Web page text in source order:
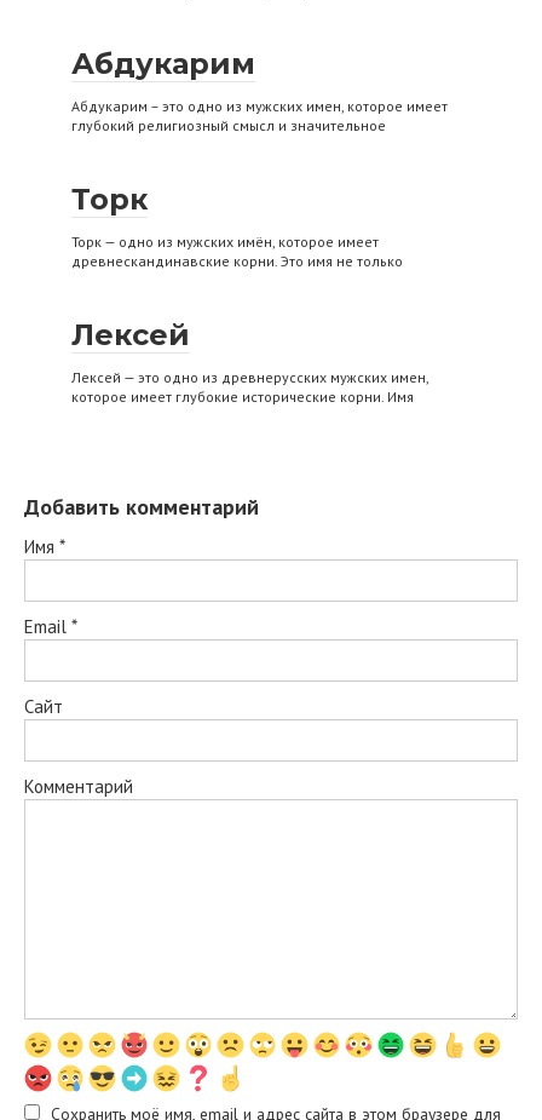
Абдукарим
Абдукарим – это одно из мужских имен, которое имеет
глубокий религиозный смысл и значительное
Торк
Торк — одно из мужских имён, которое имеет
древнескандинавские корни. Это имя не только
Лексей
Лексей — это одно из древнерусских мужских имен,
которое имеет глубокие исторические корни. Имя
Добавить комментарий
Имя *
Email *
Сайт
Комментарий
Сохранить моё имя, email и адрес сайта в этом браузере для